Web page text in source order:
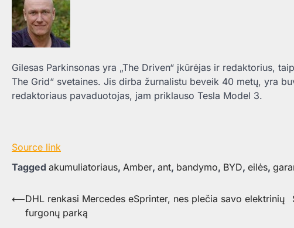
Gilesas Parkinsonas yra „The Driven“ įkūrėjas ir redaktorius,
The Grid“ svetaines. Jis dirba žurnalistu beveik 40 metų, yra
redaktoriaus pavaduotojas, jam priklauso Tesla Model 3.
Source link
Tagged akumuliatoriaus, Amber, ant, bandymo, BYD, eilės,
Navigacija
tarp
⟵DHL renkasi Mercedes eSprinter, nes plečia savo elektrinių
furgonų parką